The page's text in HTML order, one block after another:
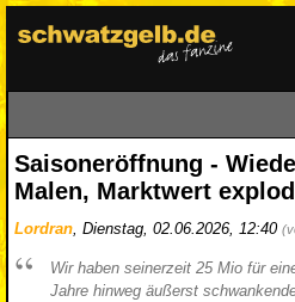
Saisoneröffnung -
Malen, Marktwert
Lordran, Dienstag, 02.06.2026, 12:40
Wir haben seinerzeit 25 Mio für
Jahre hinweg äußerst